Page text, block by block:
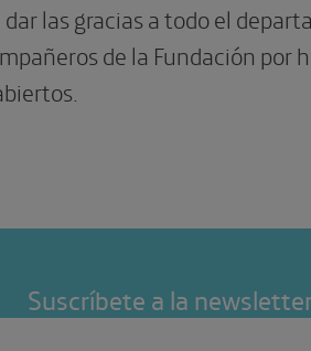
dar las gracias a todo el
de la Fundación por
Suscríbete a la